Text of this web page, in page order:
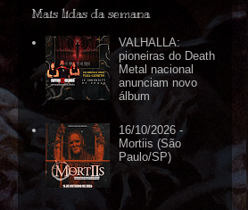
Mais lidas da semana
VALHALLA:
pioneiras do Death
Metal nacional
anunciam novo
álbum
16/10/2026 -
Mortiis (São
Paulo/SP)